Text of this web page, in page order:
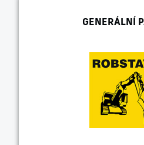
GENERÁLNÍ